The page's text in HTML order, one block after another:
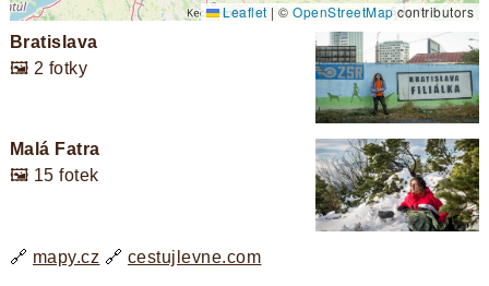
Leaflet | ©OpenStreetMapcontributors
Bratislava
🖼️ 2 fotky
Malá Fatra
🖼️ 15 fotek
🔗 mapy.cz 🔗 cestujlevne.com